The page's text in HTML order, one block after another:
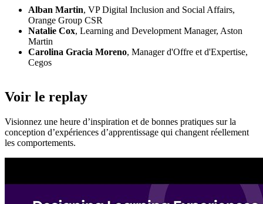
Alban Martin, VP Digital Inclusion and Social Affairs,
Orange Group CSR
Natalie Cox, Learning and Development Manager, Aston
Martin
Carolina Gracia Moreno, Manager d'Offre et d'Expertise,
Cegos
Voir le replay
Visionnez une heure d’inspiration et de bonnes pratiques sur la
conception d’expériences d’apprentissage qui changent réellement
les comportements.